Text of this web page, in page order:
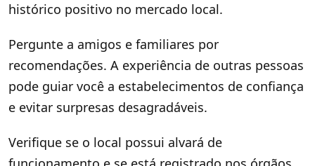
histórico positivo no mercado local.
Pergunte a amigos e familiares por
recomendações. A experiência de outras pessoas
pode guiar você a estabelecimentos de confiança
e evitar surpresas desagradáveis.
Verifique se o local possui alvará de